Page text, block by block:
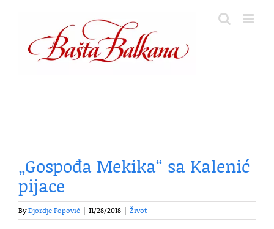
content
„Gospođa Mekika“ sa Kalenić
pijace
ByDjordje Popović 11/28/2018 Život